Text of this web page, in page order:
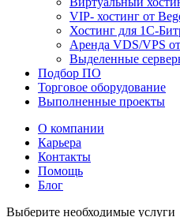
VIP- хостинг от
Хостинг для 1С-
Аренда VDS/VPS
Выделенные
Подбор ПО
Торговое оборудование
Выполненные проекты
О компании
Карьера
Контакты
Помощь
Блог
Выберите необходимые услуги